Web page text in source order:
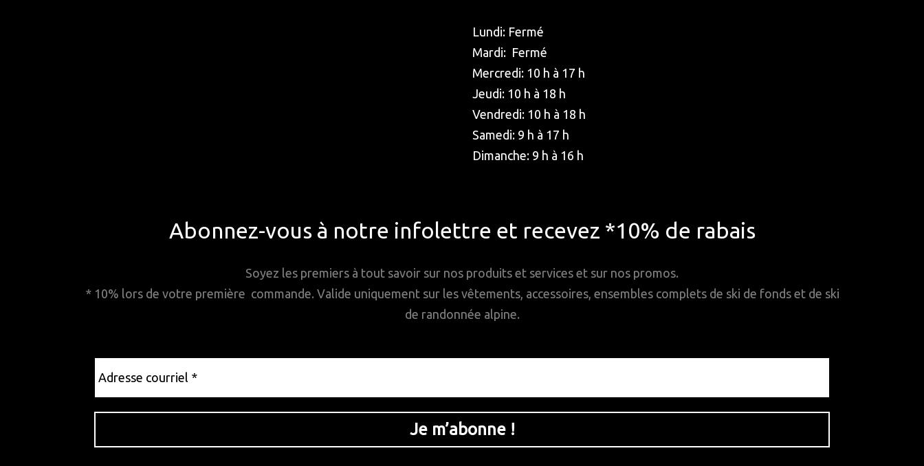
Lundi: Fermé
Mardi: Fermé
Mercredi: 10 h à 17 h
Jeudi: 10 h à 18 h
Vendredi: 10 h à 18 h
Samedi: 9 h à 17 h
Dimanche: 9 h à 16 h
Abonnez-vous à notre infolettre et recevez *10% de rabais
Soyez les premiers à tout savoir sur nos produits et services et sur nos promos.
* 10% lors de votre première commande. Valide uniquement sur les vêtements, accessoires, ensembles complets de ski de fonds et de ski
de randonnée alpine.
courriel